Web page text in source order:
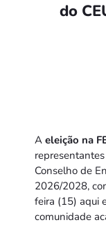
do
A eleição na
Conselho de
2026/2028,
feira (15) aqui
comunidade